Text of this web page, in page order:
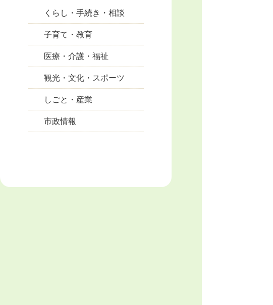
くらし・手続き・相談
子育て・教育
医療・介護・福祉
観光・文化・スポーツ
しごと・産業
市政情報